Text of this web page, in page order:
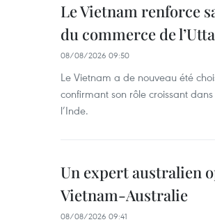
Le Vietnam renforce
du commerce de
08/08/2026 09:50
Le Vietnam a de nouveau été
confirmant son rôle croissant
l’Inde.
Un expert australien
Vietnam-Australie
08/08/2026 09:41